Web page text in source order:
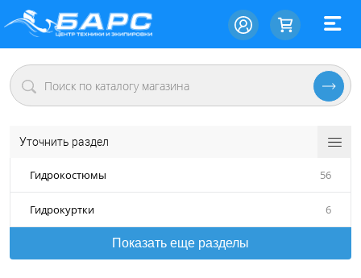
Уточнить раздел
Гидрокостюмы 56
Гидрокуртки 6
Показать еще разделы